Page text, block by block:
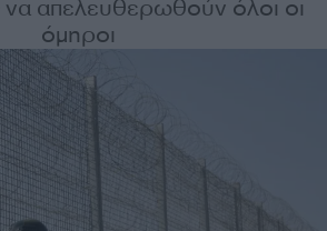
να απελευθερωθούν όλοι οι
όμηροι